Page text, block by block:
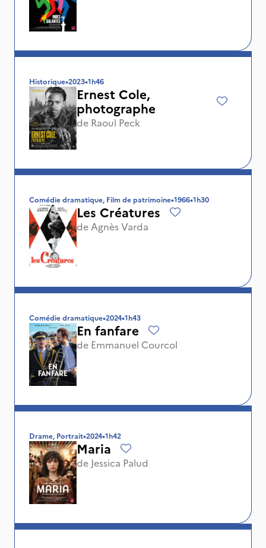
Historique•2023•1h46
Ernest Cole,
photographe
de Raoul Peck
Comédie dramatique, Film de patrimoine•1966•1h30
Les Créatures
de Agnès Varda
Comédie dramatique•2024•1h43
En fanfare
de Emmanuel Courcol
Drame, Portrait•2024•1h42
Maria
de Jessica Palud